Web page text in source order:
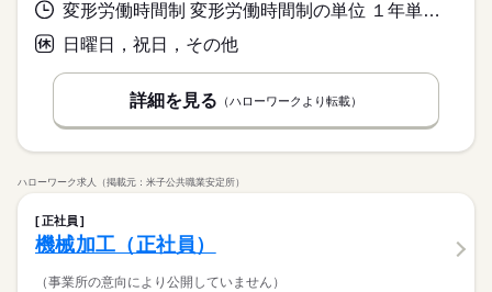
変形労働時間制 変形労働時間制の単位 １年単位 就業時間１ 8時00分〜17時15分
日曜日，祝日，その他
詳細を見る （ハローワークより転載）
ハローワーク求人（掲載元：米子公共職業安定所）
正社員
機械加工（正社員）
（事業所の意向により公開していません）